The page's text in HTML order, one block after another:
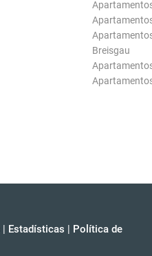
Breisgau
| Estadísticas | Política de